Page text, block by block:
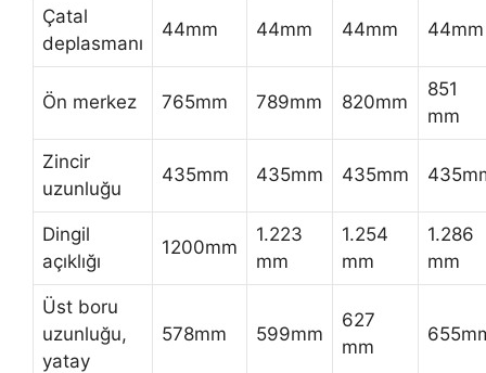
Çatal
deplasmanı
44mm 44mm 44mm 44mm
Ön merkez 765mm 789mm 820mm
851
mm
Zincir
uzunluğu
435mm 435mm 435mm
Dingil
açıklığı
1200mm
1.223
mm
1.254
mm
1.286
mm
Üst boru
uzunluğu,
yatay
578mm 599mm
627
mm